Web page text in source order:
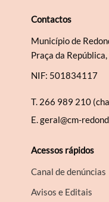
Contactos
Município de
Praça da
NIF: 501834117
T. 266 989 210
E.geral@cm-
Acessos rápidos
Canal de denúncias
Avisos e Editais